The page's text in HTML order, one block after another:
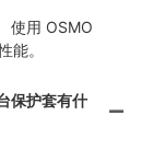
使用 OSMO
能。
保护套有什